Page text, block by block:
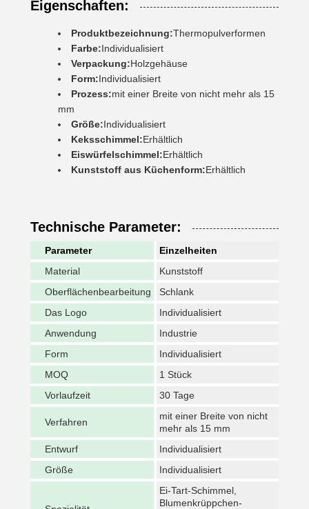
Eigenschaften:
Produktbezeichnung:Thermopulverformen
Farbe:Individualisiert
Verpackung:Holzgehäuse
Form:Individualisiert
Prozess:mit einer Breite von nicht mehr als 15
mm
Größe:Individualisiert
Keksschimmel:Erhältlich
Eiswürfelschimmel:Erhältlich
Kunststoff aus Küchenform:Erhältlich
Technische Parameter:
Parameter
Einzelheiten
Material
Kunststoff
Oberflächenbearbeitung
Schlank
Das Logo
Individualisiert
Anwendung
Industrie
Form
Individualisiert
MOQ
1 Stück
Vorlaufzeit
30 Tage
Verfahren
mit einer Breite von nicht
mehr als 15 mm
Entwurf
Individualisiert
Größe
Individualisiert
Ei-Tart-Schimmel,
Blumenkrüppchen-